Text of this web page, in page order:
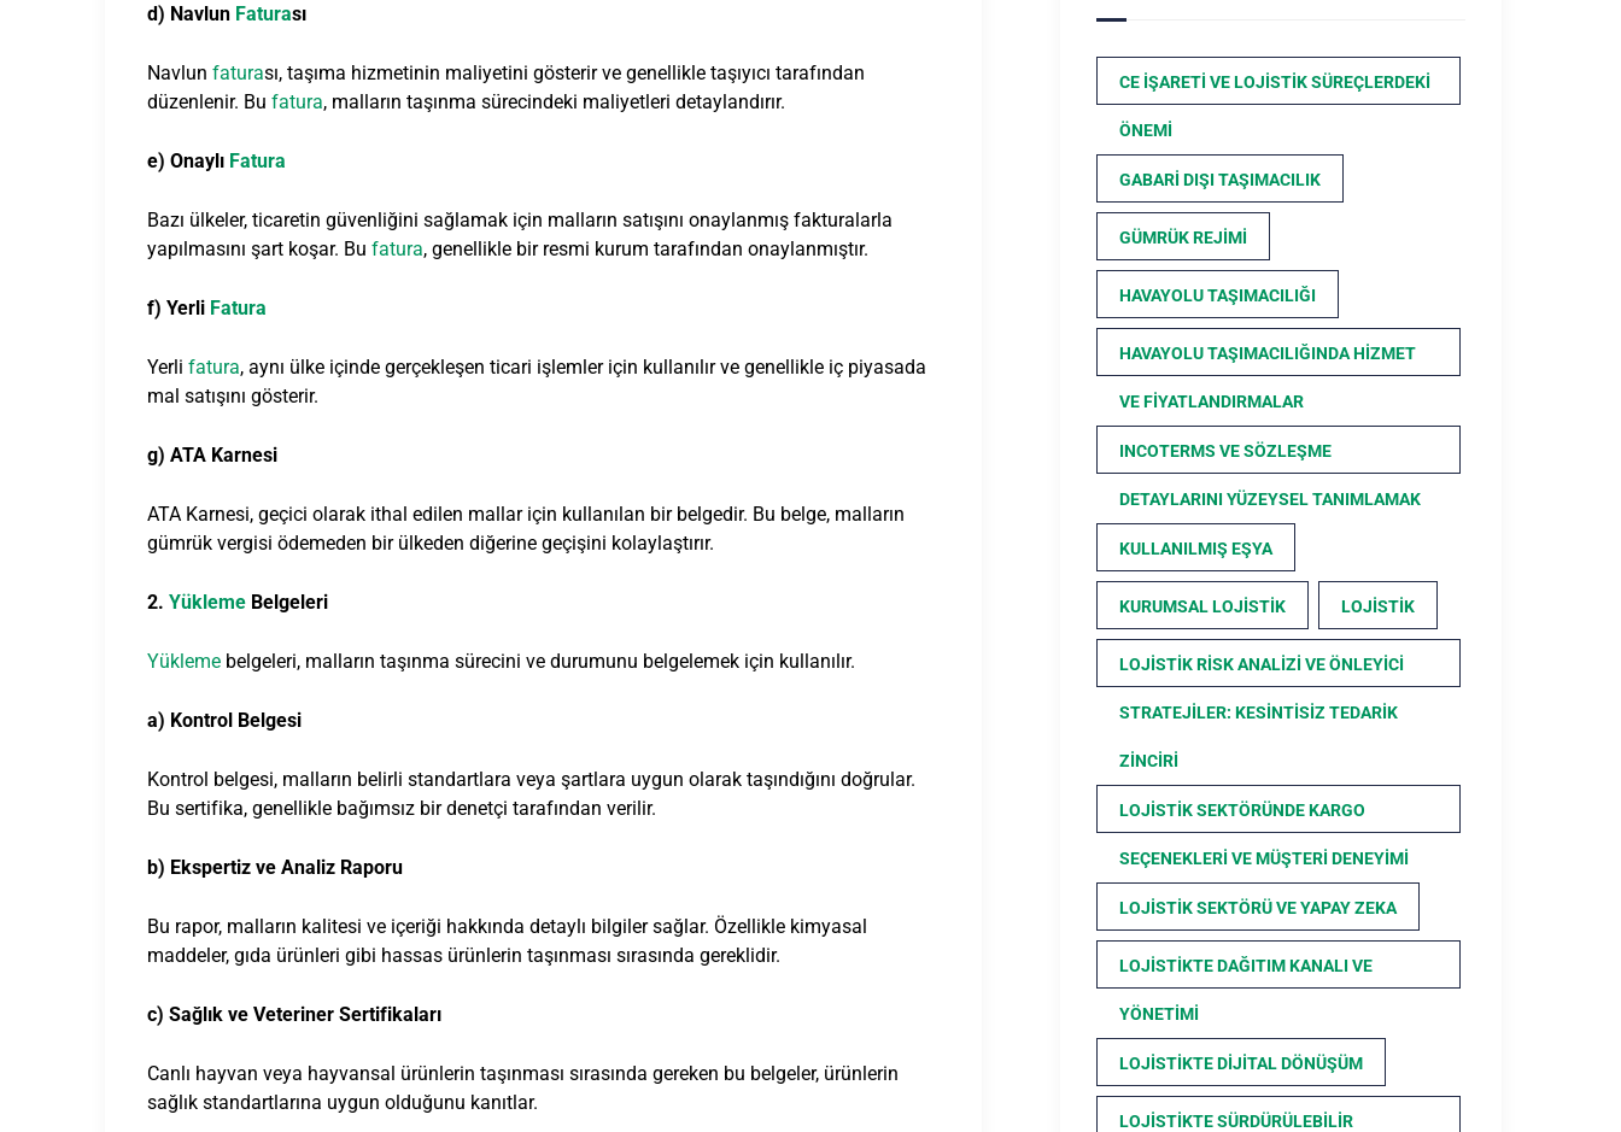
d) Navlun Faturası
Navlun faturası, taşıma hizmetinin maliyetini gösterir ve genellikle taşıyıcı tarafından
düzenlenir. Bu fatura, malların taşınma sürecindeki maliyetleri detaylandırır.
e) Onaylı Fatura
Bazı ülkeler, ticaretin güvenliğini sağlamak için malların satışını onaylanmış fakturalarla
yapılmasını şart koşar. Bu fatura, genellikle bir resmi kurum tarafından onaylanmıştır.
f) Yerli Fatura
Yerli fatura, aynı ülke içinde gerçekleşen ticari işlemler için kullanılır ve genellikle iç piyasada
mal satışını gösterir.
g) ATA Karnesi
ATA Karnesi, geçici olarak ithal edilen mallar için kullanılan bir belgedir. Bu belge, malların
gümrük vergisi ödemeden bir ülkeden diğerine geçişini kolaylaştırır.
2. Yükleme Belgeleri
Yükleme belgeleri, malların taşınma sürecini ve durumunu belgelemek için kullanılır.
a) Kontrol Belgesi
Kontrol belgesi, malların belirli standartlara veya şartlara uygun olarak taşındığını doğrular.
Bu sertifika, genellikle bağımsız bir denetçi tarafından verilir.
b) Ekspertiz ve Analiz Raporu
Bu rapor, malların kalitesi ve içeriği hakkında detaylı bilgiler sağlar. Özellikle kimyasal
maddeler, gıda ürünleri gibi hassas ürünlerin taşınması sırasında gereklidir.
c) Sağlık ve Veteriner Sertifikaları
Canlı hayvan veya hayvansal ürünlerin taşınması sırasında gereken bu belgeler, ürünlerin
sağlık standartlarına uygun olduğunu kanıtlar.
CE İŞARETI VE LOJISTIK SÜREÇLERDEKI
ÖNEMI
GABARI DIŞI TAŞIMACILIK
GÜMRÜK REJIMI
HAVAYOLU TAŞIMACILIĞI
HAVAYOLU TAŞIMACILIĞINDA HIZMET
VE FIYATLANDIRMALAR
INCOTERMS VE SÖZLEŞME
DETAYLARINI YÜZEYSEL TANIMLAMAK
KULLANILMIŞ EŞYA
KURUMSAL LOJISTIK LOJISTIK
LOJISTIK RISK ANALIZI VE ÖNLEYICI
STRATEJILER: KESINTISIZ TEDARIK
ZINCIRI
LOJISTIK SEKTÖRÜNDE KARGO
SEÇENEKLERI VE MÜŞTERI DENEYIMI
LOJISTIK SEKTÖRÜ VE YAPAY ZEKA
LOJISTIKTE DAĞITIM KANALI VE
YÖNETIMI
LOJISTIKTE DIJITAL DÖNÜŞÜM
LOJISTIKTE SÜRDÜRÜLEBILIR